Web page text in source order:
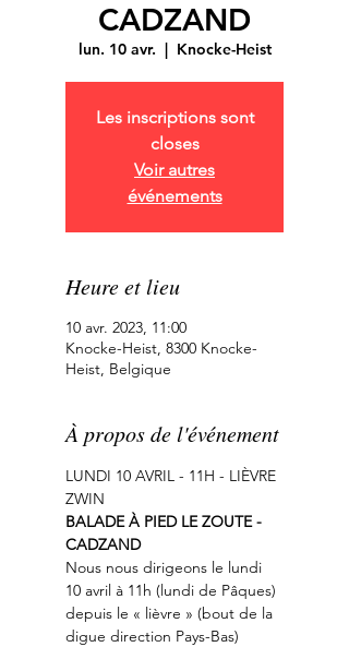
CADZAND
lun. 10 avr.
  |
Knocke-Heist
Les inscriptions sont
closes
Voir autres
événements
Heure et lieu
10 avr. 2023, 11:00
Knocke-Heist, 8300 Knocke-
Heist, Belgique
À propos de l'événement
LUNDI 10 AVRIL - 11H - LIÈVRE
ZWIN
BALADE À PIED LE ZOUTE -
CADZAND
Nous nous dirigeons le lundi
10 avril à 11h (lundi de Pâques)
depuis le « lièvre » (bout de la
digue direction Pays-Bas)